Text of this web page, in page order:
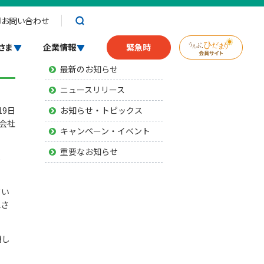
お問い合わせ
ま 企業情報 緊急時
日
社
お知らせ
最新のお知らせ
ニュースリリース
お知らせ・トピックス
キャンペーン・イベント
重要なお知らせ